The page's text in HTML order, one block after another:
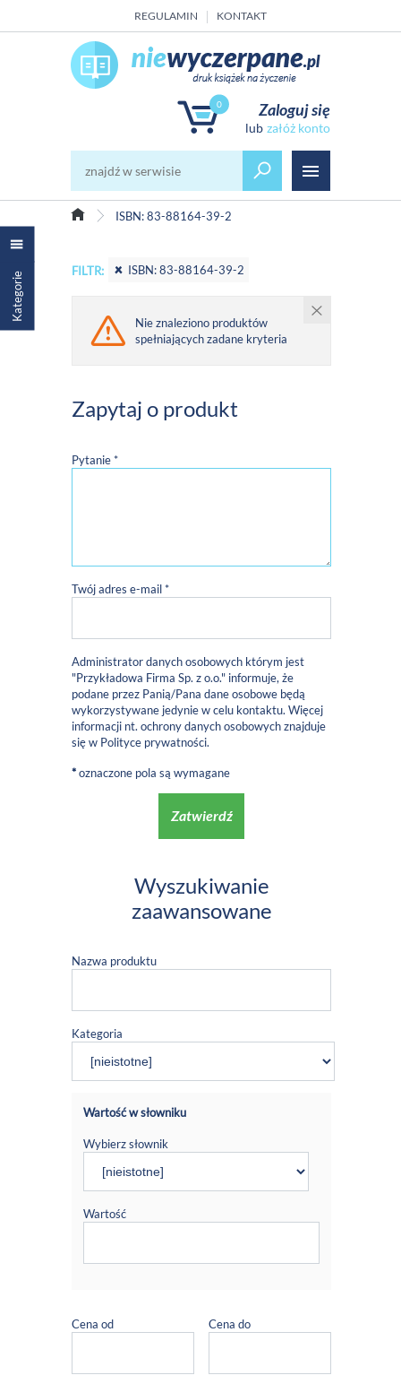
REGULAMIN KONTAKT
0 Zaloguj się
załóż konto
ISBN: 83-88164-39-2
Kategorie FILTR: ISBN: 83-88164-39-2
Nie znaleziono produktów
spełniających zadane kryteria
Zapytaj o produkt
Pytanie *
Twój adres e-mail *
Administrator danych osobowych którym jest
"Przykładowa Firma Sp. z o.o." informuje, że
podane przez Panią/Pana dane osobowe będą
wykorzystywane jedynie w celu kontaktu. Więcej
informacji nt. ochrony danych osobowych znajduje
się w Polityce prywatności.
*oznaczone pola są wymagane
Zatwierdź
Wyszukiwanie
zaawansowane
Nazwa produktu
Kategoria
Wartość w słowniku
Wybierz słownik
Wartość
Cena od Cena do